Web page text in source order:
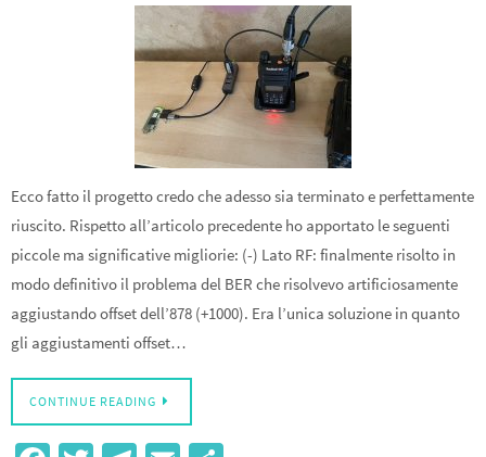
Ecco fatto il progetto credo che adesso sia terminato e perfettamente
riuscito. Rispetto all’articolo precedente ho apportato le seguenti
piccole ma significative migliorie: (-) Lato RF: finalmente risolto in
modo definitivo il problema del BER che risolvevo artificiosamente
aggiustando offset dell’878 (+1000). Era l’unica soluzione in quanto
gli aggiustamenti offset…
CONTINUE READING